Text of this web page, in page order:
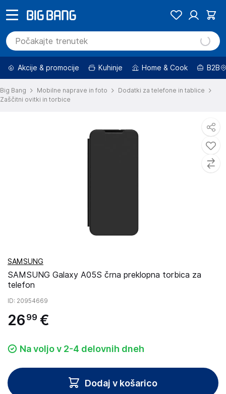
Akcije & promocije Kuhinje Home & Cook B2B
Big Bang Mobilne naprave in foto
Dodatki za telefone in tablice
Zaščitni ovitki in torbice
SAMSUNG
SAMSUNG Galaxy A05S črna preklopna torbica za
telefon
ID: 20954669
26 99 €
Na voljo v 2-4 delovnih dneh
Dodaj v košarico